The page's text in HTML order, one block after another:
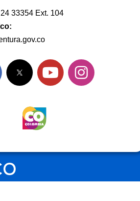
33354 Ext. 104